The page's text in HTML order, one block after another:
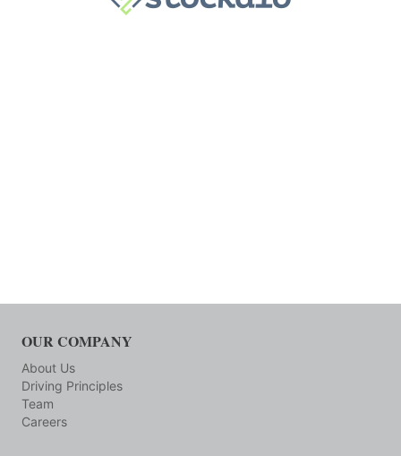
OUR COMPANY
About Us
Driving Principles
Team
Careers